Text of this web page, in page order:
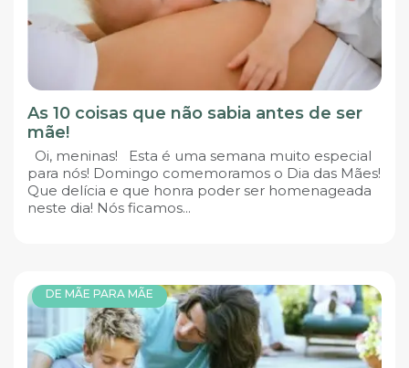
As 10 coisas que não sabia antes de ser
mãe!
Oi, meninas! Esta é uma semana muito especial
para nós! Domingo comemoramos o Dia das Mães!
Que delícia e que honra poder ser homenageada
neste dia! Nós ficamos...
DE MÃE PARA MÃE